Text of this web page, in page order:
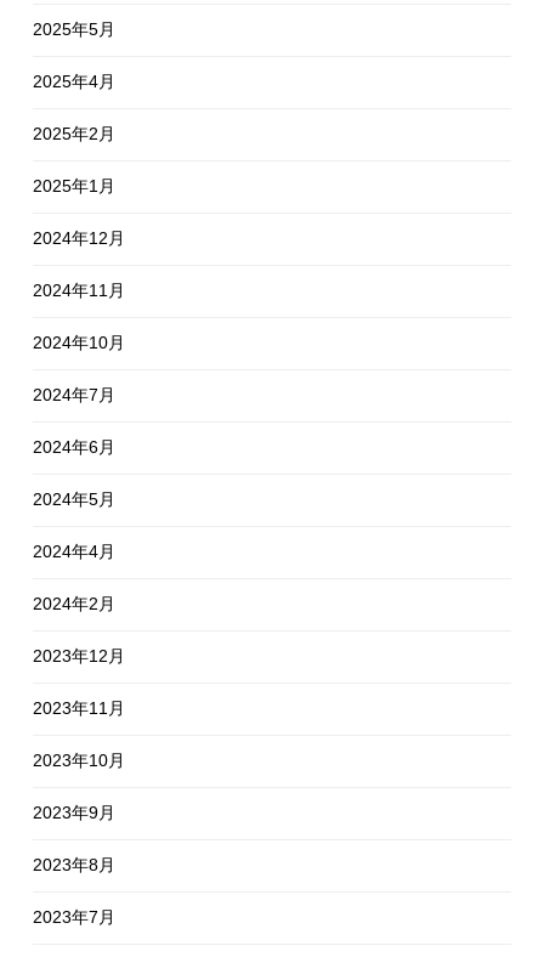
2025年5月
2025年4月
2025年2月
2025年1月
2024年12月
2024年11月
2024年10月
2024年7月
2024年6月
2024年5月
2024年4月
2024年2月
2023年12月
2023年11月
2023年10月
2023年9月
2023年8月
2023年7月